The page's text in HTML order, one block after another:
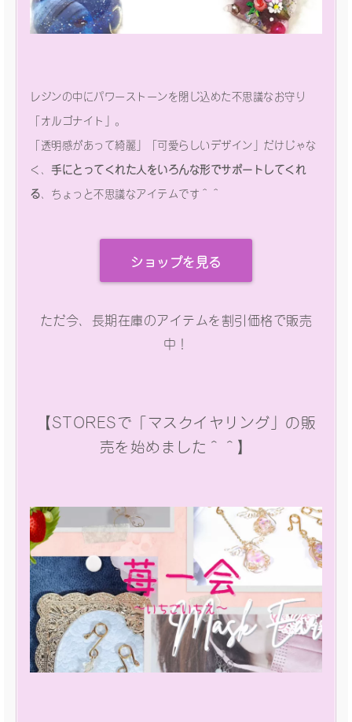
レジンの中にパワーストーンを閉じ込めた不思議なお守り
「オルゴナイト」。
「透明感があって綺麗」「可愛らしいデザイン」だけじゃな
く、 手にとってくれた人をいろんな形でサポートしてくれ
る 、ちょっと不思議なアイテムです＾＾
ショップを見る
ただ今、長期在庫のアイテムを割引価格で販売
中！
【STORESで「マスクイヤリング」の販
売を始めました＾＾】